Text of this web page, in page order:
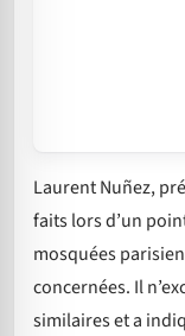
Laurent Nuñez,
faits lors d’un
mosquées
concernées. Il
similaires et a